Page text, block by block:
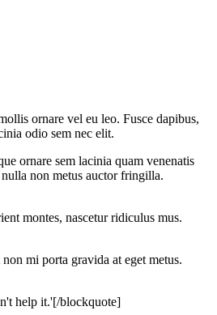
ornare vel eu leo. Fusce dapibus,
odio sem nec elit.
ornare sem lacinia quam venenatis
non metus auctor fringilla.
montes, nascetur ridiculus mus.
mi porta gravida at eget metus.
help it.'[/blockquote]